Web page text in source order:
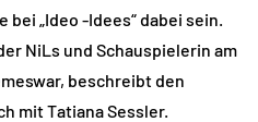
„Ideo -Idees“ dabei sein.
NiLs und Schauspielerin am
beschreibt den
mit Tatiana Sessler.